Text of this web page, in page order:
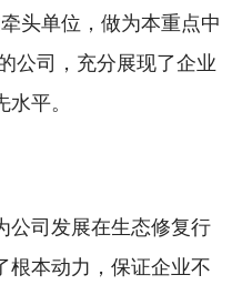
头单位，做为本重点中
公司，充分展现了企业
平。
公司发展在生态修复行
根本动力，保证企业不